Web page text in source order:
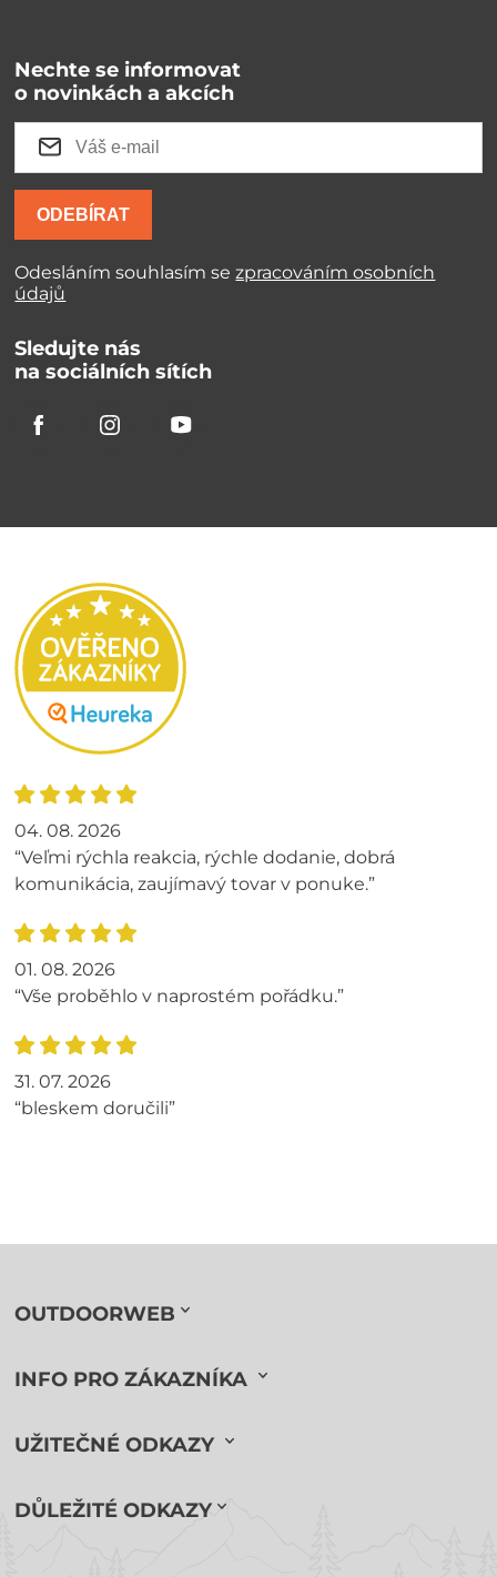
Nechte se informovat
o novinkách a akcích
ODEBÍRAT
Odesláním souhlasím sezpracováním osobních
údajů
Sledujte nás
na sociálních sítích
04. 08. 2026
“Veľmi rýchla reakcia, rýchle dodanie, dobrá
komunikácia, zaujímavý tovar v ponuke.”
01. 08. 2026
“Vše proběhlo v naprostém pořádku.”
31. 07. 2026
“bleskem doručili”
OUTDOORWEB
INFO PRO ZÁKAZNÍKA
UŽITEČNÉ ODKAZY
DŮLEŽITÉ ODKAZY